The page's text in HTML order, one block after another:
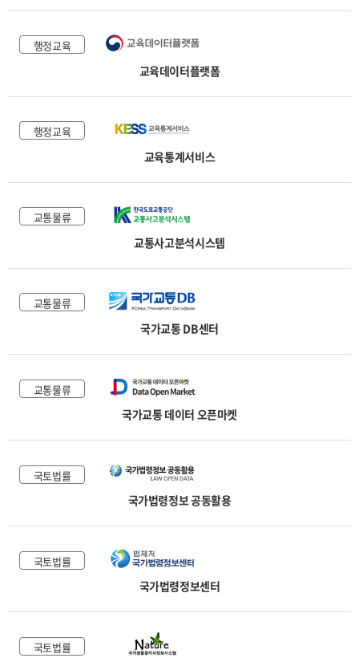
행정교육
교육데이터플랫폼
행정교육
교육통계서비스
교통물류
교통사고분석시스템
교통물류
국가교통 DB센터
교통물류
국가교통 데이터 오픈마켓
국토법률
국가법령정보 공동활용
국토법률
국가법령정보센터
국토법률